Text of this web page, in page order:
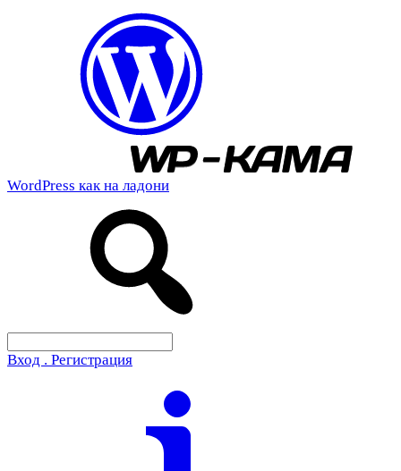
WordPress как на ладони
Вход . Регистрация